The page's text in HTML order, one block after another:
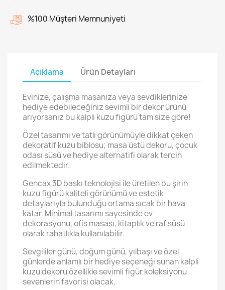
%100 Müşteri Memnuniyeti
Açıklama Ürün Detayları
Evinize, çalışma masanıza veya sevdiklerinize
hediye edebileceğiniz sevimli bir dekor ürünü
arıyorsanız bu kalpli kuzu figürü tam size göre!
Özel tasarımı ve tatlı görünümüyle dikkat çeken
dekoratif kuzu biblosu; masa üstü dekoru, çocuk
odası süsü ve hediye alternatifi olarak tercih
edilmektedir.
Gencax 3D baskı teknolojisi ile üretilen bu şirin
kuzu figürü kaliteli görünümü ve estetik
detaylarıyla bulunduğu ortama sıcak bir hava
katar. Minimal tasarımı sayesinde ev
dekorasyonu, ofis masası, kitaplık ve raf süsü
olarak rahatlıkla kullanılabilir.
Sevgililer günü, doğum günü, yılbaşı ve özel
günlerde anlamlı bir hediye seçeneği sunan kalpli
kuzu dekoru özellikle sevimli figür koleksiyonu
sevenlerin favorisi olacak.